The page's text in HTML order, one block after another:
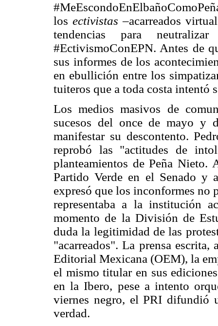
losectivistas –acarreados
tendencias para
#EctivismoConEPN. Antes de
sus informes de los
en ebullición entre los
tuiteros que a toda costa intentó
Los medios masivos de
sucesos del once de mayo y
manifestar su descontento.
reprobó las "actitudes de
planteamientos de Peña Nieto.
Partido Verde en el Senado y
expresó que los inconformes no
representaba a la institución
momento de la División de
duda la legitimidad de las
"acarreados". La prensa
Editorial Mexicana (OEM), la
el mismo titular en sus
en la Ibero, pese a intento
viernes negro, el PRI difundió
verdad.